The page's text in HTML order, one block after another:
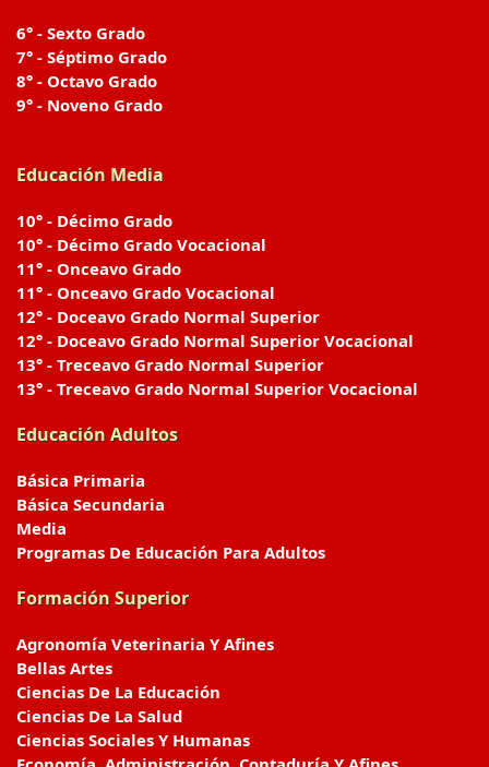
6° - Sexto Grado
7° - Séptimo Grado
8° - Octavo Grado
9° - Noveno Grado
Educación Media
10° - Décimo Grado
10° - Décimo Grado Vocacional
11° - Onceavo Grado
11° - Onceavo Grado Vocacional
12° - Doceavo Grado Normal Superior
12° - Doceavo Grado Normal Superior Vocacional
13° - Treceavo Grado Normal Superior
13° - Treceavo Grado Normal Superior Vocacional
Educación Adultos
Básica Primaria
Básica Secundaria
Media
Programas De Educación Para Adultos
Formación Superior
Agronomía Veterinaria Y Afines
Bellas Artes
Ciencias De La Educación
Ciencias De La Salud
Ciencias Sociales Y Humanas